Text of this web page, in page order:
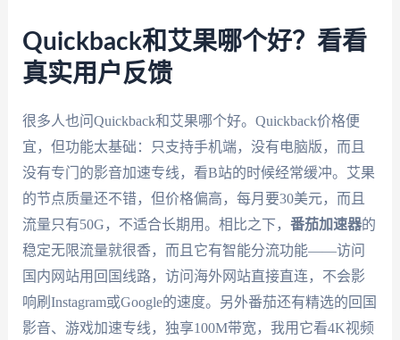
Quickback和艾果哪个好？看看
真实用户反馈
很多人也问Quickback和艾果哪个好。Quickback价格便
宜，但功能太基础：只支持手机端，没有电脑版，而且
没有专门的影音加速专线，看B站的时候经常缓冲。艾果
的节点质量还不错，但价格偏高，每月要30美元，而且
流量只有50G，不适合长期用。相比之下， 番茄加速器的
稳定无限流量就很香，而且它有智能分流功能——访问
国内网站用回国线路，访问海外网站直接直连，不会影
响刷Instagram或Google的速度。另外番茄还有精选的回国
影音、游戏加速专线，独享100M带宽，我用它看4K视频